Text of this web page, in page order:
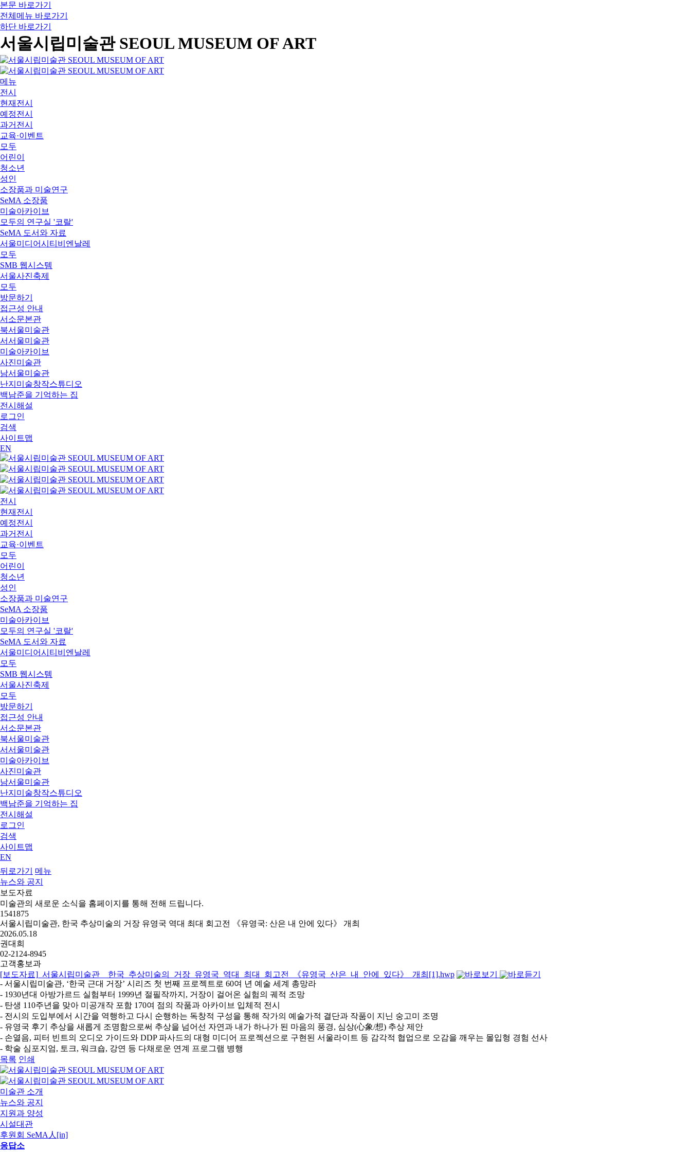
본문 바로가기
전체메뉴 바로가기
하단 바로가기
서울시립미술관 SEOUL MUSEUM OF ART
메뉴
전시
현재전시
예정전시
과거전시
교육·이벤트
모두
어린이
청소년
성인
소장품과 미술연구
SeMA 소장품
미술아카이브
모두의 연구실 '코랄'
SeMA 도서와 자료
서울미디어시티비엔날레
모두
SMB 웹시스템
서울사진축제
모두
방문하기
접근성 안내
서소문본관
북서울미술관
서서울미술관
미술아카이브
사진미술관
남서울미술관
난지미술창작스튜디오
백남준을 기억하는 집
전시해설
로그인
검색
사이트맵
EN
전시
현재전시
예정전시
과거전시
교육·이벤트
모두
어린이
청소년
성인
소장품과 미술연구
SeMA 소장품
미술아카이브
모두의 연구실 '코랄'
SeMA 도서와 자료
서울미디어시티비엔날레
모두
SMB 웹시스템
서울사진축제
모두
방문하기
접근성 안내
서소문본관
북서울미술관
서서울미술관
미술아카이브
사진미술관
남서울미술관
난지미술창작스튜디오
백남준을 기억하는 집
전시해설
로그인
검색
사이트맵
EN
뒤로가기
메뉴
뉴스와 공지
보도자료
미술관의 새로운 소식을 홈페이지를 통해 전해 드립니다.
1541875
서울시립미술관, 한국 추상미술의 거장 유영국 역대 최대 회고전 《유영국: 산은 내 안에 있다》 개최
2026.05.18
권대희
02-2124-8945
고객홍보과
[보도자료]_서울시립미술관__한국_추상미술의_거장_유영국_역대_최대_회고전_《유영국_산은_내_안에_있다》_개최[1].hwp
- 서울시립미술관, ‘한국 근대 거장’ 시리즈 첫 번째 프로젝트로 60여 년 예술 세계 총망라
- 1930년대 아방가르드 실험부터 1999년 절필작까지, 거장이 걸어온 실험의 궤적 조망
- 탄생 110주년을 맞아 미공개작 포함 170여 점의 작품과 아카이브 입체적 전시
- 전시의 도입부에서 시간을 역행하고 다시 순행하는 독창적 구성을 통해 작가의 예술가적 결단과 작품이 지닌 숭고미 조명
- 유영국 후기 추상을 새롭게 조명함으로써 추상을 넘어선 자연과 내가 하나가 된 마음의 풍경, 심상(心象/想) 추상 제안
- 손열음, 피터 빈트의 오디오 가이드와 DDP 파사드의 대형 미디어 프로젝션으로 구현된 서울라이트 등 감각적 협업으로 오감을 깨우는 몰입형 경험 선사
- 학술 심포지엄, 토크, 워크숍, 강연 등 다채로운 연계 프로그램 병행
목록 인쇄
미술관 소개
뉴스와 공지
지원과 양성
시설대관
후원회 SeMA人[in]
응답소